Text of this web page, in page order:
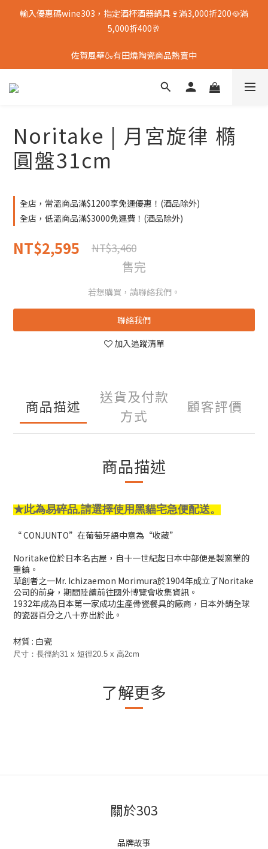
輸入優惠碼wine303，指定酒杯酒器鍋具🍷滿3,000折200🥘滿
5,000折400🥂
佐賀風華🍶有田燒陶瓷商品熱賣中
Noritake | 月宮旋律 橢
圓盤31cm
全店，常溫商品滿$1200享免運優惠！(酒品除外)
全店，低溫商品滿$3000免運費！(酒品除外)
NT$2,595 NT$3,460
售完
若想購買，請聯絡我們。
聯絡我們
加入追蹤清單
商品描述
送貨及付款
方式
顧客評價
商品描述
★此為易碎品,請選擇使用黑貓宅急便配送。
“ CONJUNTO”在葡萄牙語中意為“收藏”
Noritake位於日本名古屋，自十一世紀起日本中部便是製窯業的
重鎮。
草創者之一Mr. Ichizaemon Morimura於1904年成立了Noritake
公司的前身，期間陸續前往國外博覽會收集資訊。
1932年成為日本第一家成功生產骨瓷餐具的廠商，日本外銷全球
的瓷器百分之八十亦出於此。
材質 : 白瓷
尺寸：長徑約31 x 短徑20.5 x 高2cm
了解更多
關於303
品牌故事